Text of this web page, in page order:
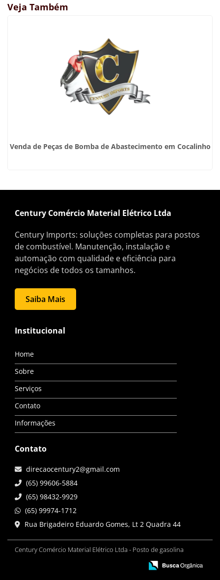
Veja Também
Venda de Peças de Bomba de Abastecimento em Cocalinho
Century Comércio Material Elétrico Ltda
Century Imports: soluções completas para postos
de combustível. Manutenção, instalação e
automação com qualidade e eficiência para
negócios de todos os tamanhos.
Saiba Mais
Institucional
Home
Sobre
Serviços
Contato
Informações
Contato
direcaocentury2@gmail.com
(65) 99606-5884
(65) 98432-9929
(65) 99974-1712
Rua Brigadeiro Eduardo Gomes, Lt 2 Quadra 44
Century Comércio Material Elétrico Ltda - Posto de gasolina